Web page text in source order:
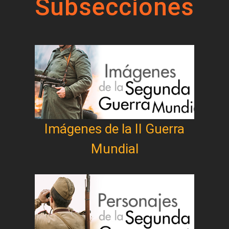
Subsecciones
Imágenes de la II Guerra
Mundial